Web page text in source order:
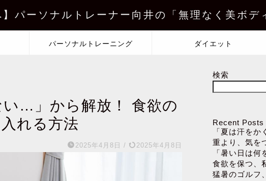
】パーソナルトレーナー向井の「無理なく美ボデ
パーソナルトレーニング ダイエット
い…」から解放！ 食欲の
れる方法
2025年4月8日 / 2025年4月8日
検索
Recent Posts
「夏は汗を
重より、気を
「暑い日は
食欲を保つ、
猛暑のゴルフ